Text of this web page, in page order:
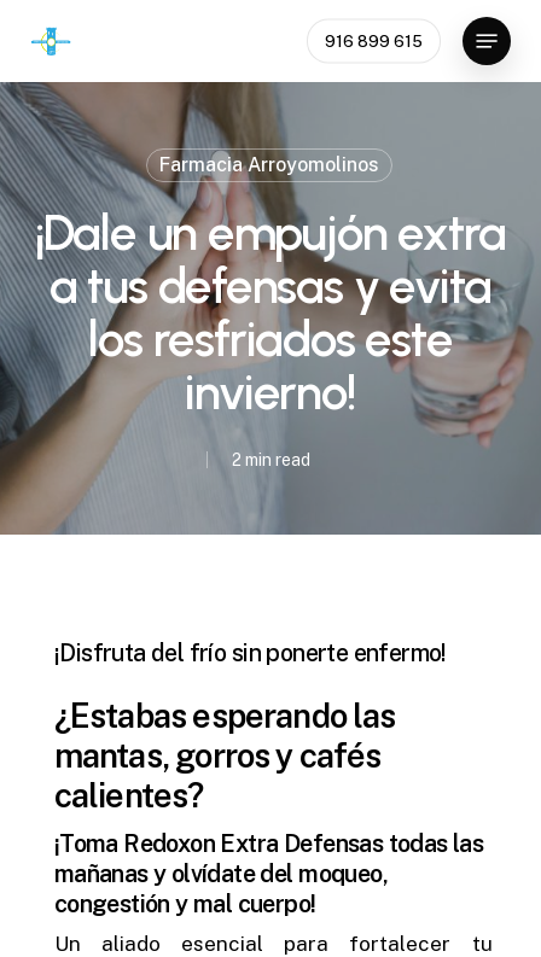
main
content
916 899 615
Menu
Farmacia Arroyomolinos
¡Dale un empujón extra
a tus defensas y evita
los resfriados este
invierno!
2 min read
¡Disfruta del frío sin ponerte enfermo!
¿Estabas esperando las
mantas, gorros y cafés
calientes?
¡Toma Redoxon Extra Defensas todas las
mañanas y olvídate del moqueo,
congestión y mal cuerpo!
Un aliado esencial para fortalecer tu